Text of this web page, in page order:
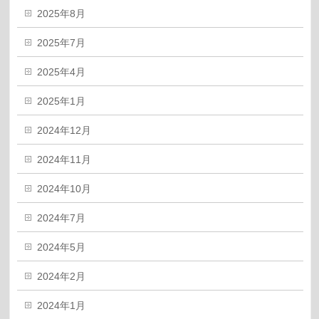
2025年8月
2025年7月
2025年4月
2025年1月
2024年12月
2024年11月
2024年10月
2024年7月
2024年5月
2024年2月
2024年1月